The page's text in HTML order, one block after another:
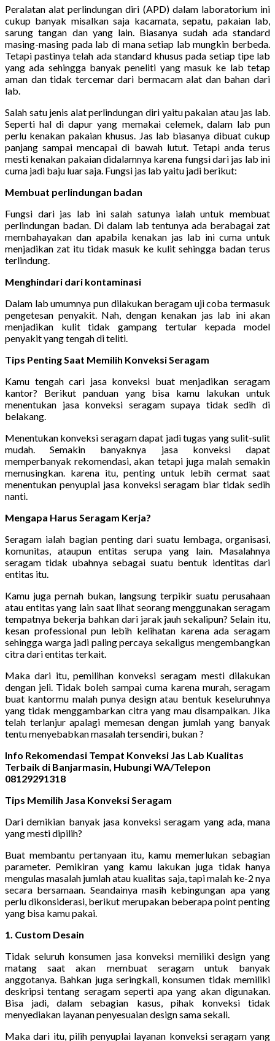
Peralatan alat perlindungan diri (APD) dalam laboratorium ini
cukup banyak misalkan saja kacamata, sepatu, pakaian lab,
sarung tangan dan yang lain. Biasanya sudah ada standard
masing-masing pada lab di mana setiap lab mungkin berbeda.
Tetapi pastinya telah ada standard khusus pada setiap tipe lab
yang ada sehingga banyak peneliti yang masuk ke lab tetap
aman dan tidak tercemar dari bermacam alat dan bahan dari
lab.
Salah satu jenis alat perlindungan diri yaitu pakaian atau jas lab.
Seperti hal di dapur yang memakai celemek, dalam lab pun
perlu kenakan pakaian khusus. Jas lab biasanya dibuat cukup
panjang sampai mencapai di bawah lutut. Tetapi anda terus
mesti kenakan pakaian didalamnya karena fungsi dari jas lab ini
cuma jadi baju luar saja. Fungsi jas lab yaitu jadi berikut:
Membuat perlindungan badan
Fungsi dari jas lab ini salah satunya ialah untuk membuat
perlindungan badan. Di dalam lab tentunya ada berabagai zat
membahayakan dan apabila kenakan jas lab ini cuma untuk
menjadikan zat itu tidak masuk ke kulit sehingga badan terus
terlindung.
Menghindari dari kontaminasi
Dalam lab umumnya pun dilakukan beragam uji coba termasuk
pengetesan penyakit. Nah, dengan kenakan jas lab ini akan
menjadikan kulit tidak gampang tertular kepada model
penyakit yang tengah di teliti.
Tips Penting Saat Memilih Konveksi Seragam
Kamu tengah cari jasa konveksi buat menjadikan seragam
kantor? Berikut panduan yang bisa kamu lakukan untuk
menentukan jasa konveksi seragam supaya tidak sedih di
belakang.
Menentukan konveksi seragam dapat jadi tugas yang sulit-sulit
mudah. Semakin banyaknya jasa konveksi dapat
memperbanyak rekomendasi, akan tetapi juga malah semakin
memusingkan. karena itu, penting untuk lebih cermat saat
menentukan penyuplai jasa konveksi seragam biar tidak sedih
nanti.
Mengapa Harus Seragam Kerja?
Seragam ialah bagian penting dari suatu lembaga, organisasi,
komunitas, ataupun entitas serupa yang lain. Masalahnya
seragam tidak ubahnya sebagai suatu bentuk identitas dari
entitas itu.
Kamu juga pernah bukan, langsung terpikir suatu perusahaan
atau entitas yang lain saat lihat seorang menggunakan seragam
tempatnya bekerja bahkan dari jarak jauh sekalipun? Selain itu,
kesan professional pun lebih kelihatan karena ada seragam
sehingga warga jadi paling percaya sekaligus mengembangkan
citra dari entitas terkait.
Maka dari itu, pemilihan konveksi seragam mesti dilakukan
dengan jeli. Tidak boleh sampai cuma karena murah, seragam
buat kantormu malah punya design atau bentuk keseluruhnya
yang tidak menggambarkan citra yang mau disampaikan. Jika
telah terlanjur apalagi memesan dengan jumlah yang banyak
tentu menyebabkan masalah tersendiri, bukan ?
Info Rekomendasi Tempat Konveksi Jas Lab Kualitas
Terbaik di Banjarmasin, Hubungi WA/Telepon
08129291318
Tips Memilih Jasa Konveksi Seragam
Dari demikian banyak jasa konveksi seragam yang ada, mana
yang mesti dipilih?
Buat membantu pertanyaan itu, kamu memerlukan sebagian
parameter. Pemikiran yang kamu lakukan juga tidak hanya
mengulas masalah jumlah atau kualitas saja, tapi malah ke-2 nya
secara bersamaan. Seandainya masih kebingungan apa yang
perlu dikonsiderasi, berikut merupakan beberapa point penting
yang bisa kamu pakai.
1. Custom Desain
Tidak seluruh konsumen jasa konveksi memiliki design yang
matang saat akan membuat seragam untuk banyak
anggotanya. Bahkan juga seringkali, konsumen tidak memiliki
deskripsi tentang seragam seperti apa yang akan digunakan.
Bisa jadi, dalam sebagian kasus, pihak konveksi tidak
menyediakan layanan penyesuaian design sama sekali.
Maka dari itu, pilih penyuplai layanan konveksi seragam yang